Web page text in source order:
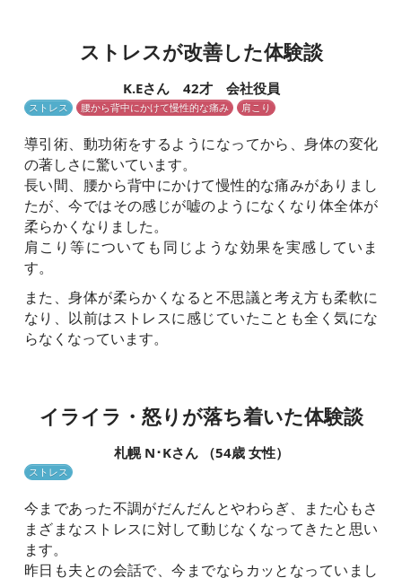
ストレスが改善した体験談
K.Eさん 42才 会社役員
ストレス 腰から背中にかけて慢性的な痛み 肩こり
導引術、動功術をするようになってから、身体の変化
の著しさに驚いています。
長い間、腰から背中にかけて慢性的な痛みがありまし
たが、今ではその感じが嘘のようになくなり体全体が
柔らかくなりました。
肩こり等についても同じような効果を実感していま
す。
また、身体が柔らかくなると不思議と考え方も柔軟に
なり、以前はストレスに感じていたことも全く気にな
らなくなっています。
イライラ・怒りが落ち着いた体験談
札幌 N･Kさん （54歳 女性）
ストレス
今まであった不調がだんだんとやわらぎ、また心もさ
まざまなストレスに対して動じなくなってきたと思い
ます。
昨日も夫との会話で、今までならカッとなっていまし